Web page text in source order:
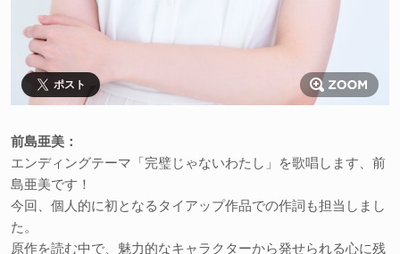
ポスト
前島亜美：
エンディングテーマ「完璧じゃないわたし」を歌唱します、前
島亜美です！
今回、個人的に初となるタイアップ作品での作詞も担当しまし
た。
原作を読む中で、魅力的なキャラクターから発せられる心に残